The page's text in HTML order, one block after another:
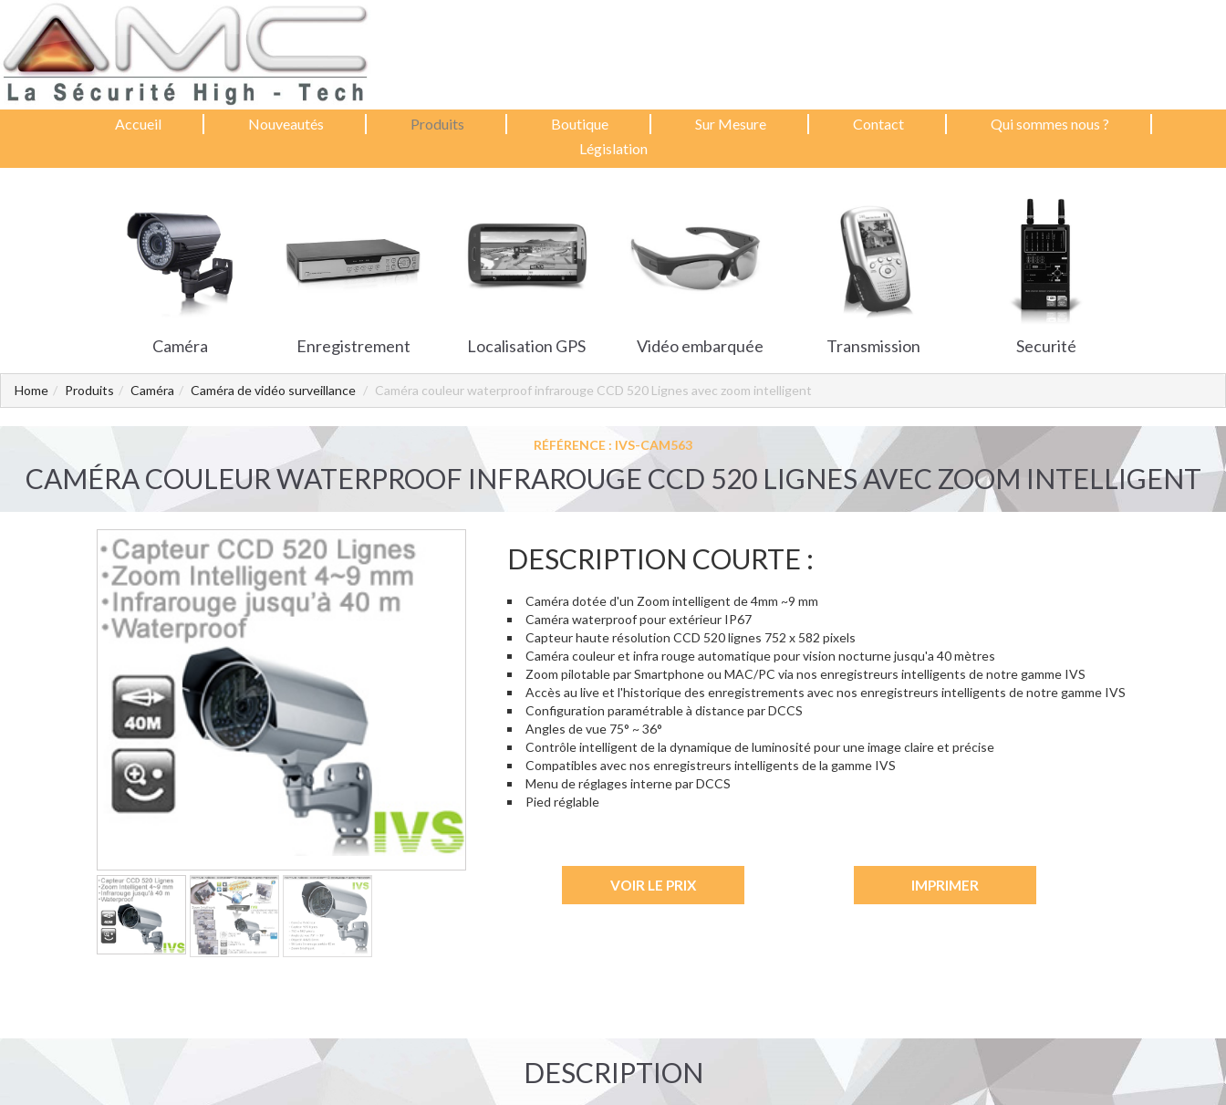
Accueil Nouveautés Produits Boutique Sur Mesure Contact
Qui sommes nous ?
Législation
Caméra Enregistrement Localisation GPS Vidéo embarquée Transmission Securité
Home Produits Caméra Caméra de vidéo surveillance Caméra couleur waterproof infrarouge CCD 520 Lignes avec zoom intelligent
RÉFÉRENCE : IVS-CAM563
CAMÉRA COULEUR WATERPROOF INFRAROUGE CCD 520 LIGNES AVEC ZOOM INTELLIGENT
DESCRIPTION COURTE :
Caméra dotée d'un Zoom intelligent de 4mm ~9 mm
Caméra waterproof pour extérieur IP67
Capteur haute résolution CCD 520 lignes 752 x 582 pixels
Caméra couleur et infra rouge automatique pour vision nocturne jusqu'a 40 mètres
Zoom pilotable par Smartphone ou MAC/PC via nos enregistreurs intelligents de notre gamme IVS
Accès au live et l'historique des enregistrements avec nos enregistreurs intelligents de notre gamme IVS
Configuration paramétrable à distance par DCCS
Angles de vue 75° ~ 36°
Contrôle intelligent de la dynamique de luminosité pour une image claire et précise
Compatibles avec nos enregistreurs intelligents de la gamme IVS
Menu de réglages interne par DCCS
Pied réglable
VOIR LE PRIX IMPRIMER
DESCRIPTION